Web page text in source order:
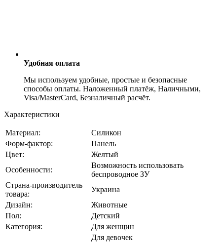
Удобная оплата
Мы используем удобные, простые и безопасные
способы оплаты. Наложенный платёж, Наличными,
Visa/MasterCard, Безналичный расчёт.
Характеристики
Материал:
Силикон
Форм-фактор:
Панель
Цвет:
Желтый
Особенности:
Возможность использовать
беспроводное ЗУ
Страна-производитель
товара:
Украина
Дизайн:
Животные
Пол:
Детский
Категория:
Для женщин
Для девочек